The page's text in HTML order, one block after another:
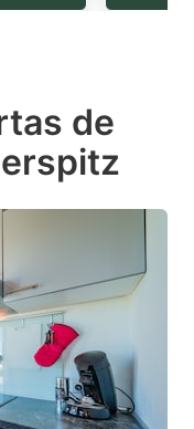
question
to
get
the
keyboard
for
changing
dates.
de